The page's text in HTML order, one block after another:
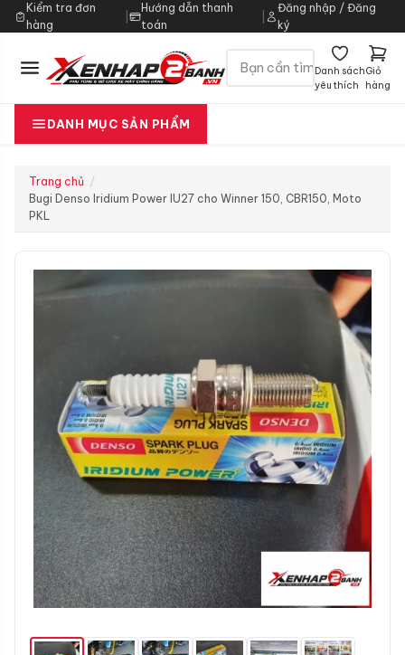
Kiểm tra đơn
hàng
|
Hướng dẫn thanh
toán
Đăng nhập / Đăng
ký
Danh sách
yêu thích
Giỏ
hàng
DANH MỤC SẢN PHẨM
Trang chủ
Bugi Denso Iridium Power IU27 cho Winner 150, CBR150, Moto
PKL